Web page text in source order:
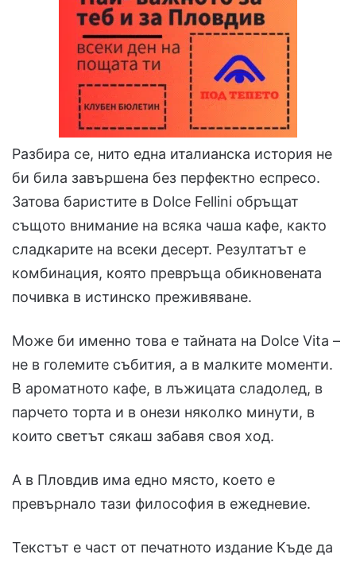
Разбира се, нито една италианска история не
би била завършена без перфектно еспресо.
Затова баристите в Dolce Fellini обръщат
същото внимание на всяка чаша кафе, както
сладкарите на всеки десерт. Резултатът е
комбинация, която превръща обикновената
почивка в истинско преживяване.
Може би именно това е тайната на Dolce Vita –
не в големите събития, а в малките моменти.
В ароматното кафе, в лъжицата сладолед, в
парчето торта и в онези няколко минути, в
които светът сякаш забавя своя ход.
А в Пловдив има едно място, което е
превърнало тази философия в ежедневие.
Текстът е част от печатното издание Къде да